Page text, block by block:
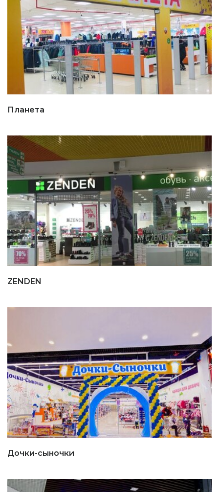
Планета
ZENDEN
Дочки-сыночки